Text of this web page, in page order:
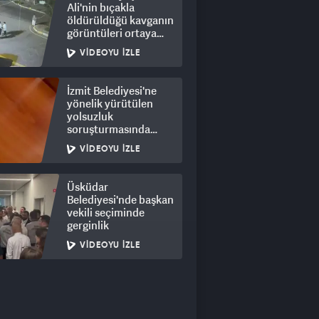
Ali'nin bıçakla
öldürüldüğü kavganın
görüntüleri ortaya
çıktı: 8 gözaltı
VIDEOYU İZLE
İzmit Belediyesi'ne
yönelik yürütülen
yolsuzluk
soruşturmasında
rüşvet görüntüleri
ortaya çıktı
VIDEOYU İZLE
Üsküdar
Belediyesi'nde başkan
vekili seçiminde
gerginlik
VIDEOYU İZLE